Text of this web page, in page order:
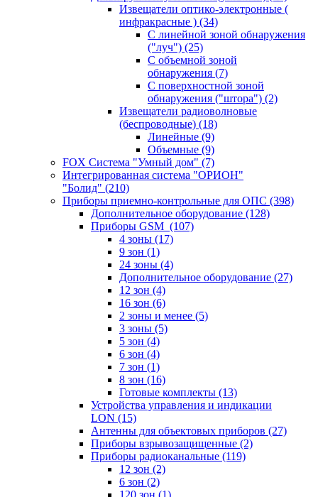
Извещатели оптико-электронные (
инфракрасные ) (34)
С линейной зоной обнаружения
("луч") (25)
С объемной зоной
обнаружения (7)
С поверхностной зоной
обнаружения ("штора") (2)
Извещатели радиоволновые
(беспроводные) (18)
Линейные (9)
Объемные (9)
FOX Система "Умный дом" (7)
Интегрированная система "ОРИОН"
"Болид" (210)
Приборы приемно-контрольные для ОПС (398)
Дополнительное оборудование (128)
Приборы GSM (107)
4 зоны (17)
9 зон (1)
24 зоны (4)
Дополнительное оборудование (27)
12 зон (4)
16 зон (6)
2 зоны и менее (5)
3 зоны (5)
5 зон (4)
6 зон (4)
7 зон (1)
8 зон (16)
Готовые комплекты (13)
Устройства управления и индикации
LON (15)
Антенны для объектовых приборов (27)
Приборы взрывозащищенные (2)
Приборы радиоканальные (119)
12 зон (2)
6 зон (2)
120 зон (1)